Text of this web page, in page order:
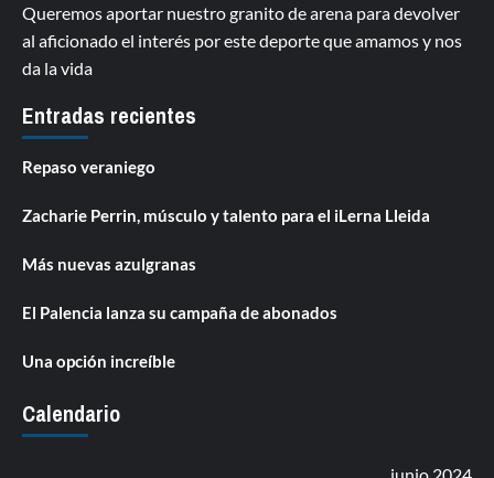
Queremos aportar nuestro granito de arena para devolver
al aficionado el interés por este deporte que amamos y nos
da la vida
Entradas recientes
Repaso veraniego
Zacharie Perrin, músculo y talento para el iLerna Lleida
Más nuevas azulgranas
El Palencia lanza su campaña de abonados
Una opción increíble
Calendario